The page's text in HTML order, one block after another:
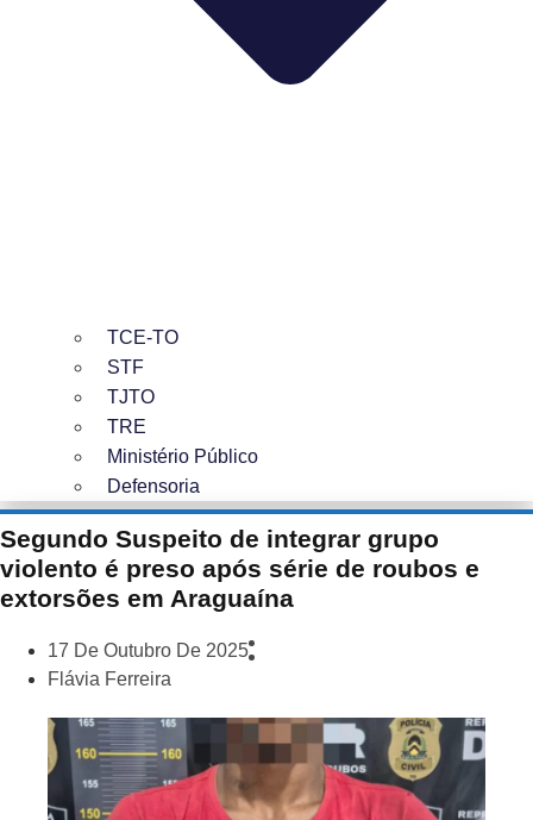
TCE-TO
STF
TJTO
TRE
Ministério Público
Defensoria
Segundo Suspeito de integrar grupo
violento é preso após série de roubos e
extorsões em Araguaína
17 De Outubro De 2025
Flávia Ferreira